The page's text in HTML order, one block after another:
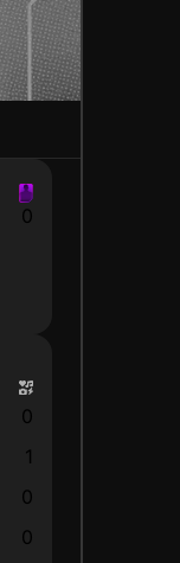
0
0
1
0
0